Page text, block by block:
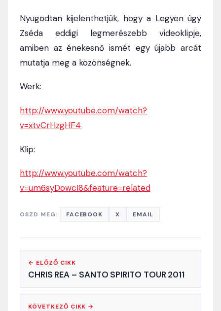
Nyugodtan kijelenthetjük, hogy a Legyen úgy
Zséda eddigi legmerészebb videoklipje,
amiben az énekesnő ismét egy újabb arcát
mutatja meg a közönségnek.
Werk:
http://www.youtube.com/watch?
v=xtvCrHzgHF4
Klip:
http://www.youtube.com/watch?
v=um6syDowcI8&feature=related
OSZD MEG: FACEBOOK X EMAIL
← ELŐZŐ CIKK
CHRIS REA – SANTO SPIRITO TOUR 2011
KÖVETKEZŐ CIKK →